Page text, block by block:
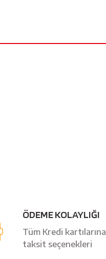
ÖDEME KOLAYLIĞI
Tüm Kredi kartılarına
taksit seçenekleri